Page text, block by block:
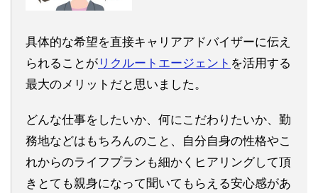
具体的な希望を直接キャリアアドバイザーに伝え
られることが リクルートエージェント を活用する
最大のメリットだと思いました。
どんな仕事をしたいか、何にこだわりたいか、勤
務地などはもちろんのこと、自分自身の性格やこ
れからのライフプランも細かくヒアリングして頂
きとても親身になって聞いてもらえる安心感があ